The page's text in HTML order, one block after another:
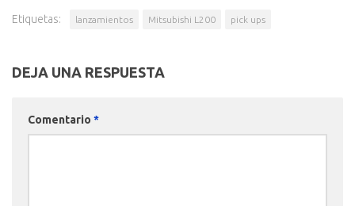
Etiquetas: lanzamientos Mitsubishi L200 pick ups
DEJA UNA RESPUESTA
Comentario *